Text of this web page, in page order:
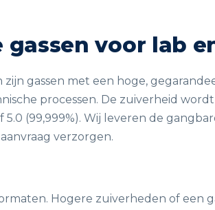
gassen voor lab
zijn gassen met een hoge,
processen. De zuiverheid
5.0 (99,999%). Wij leveren de
verzorgen.
Hogere zuiverheden of een